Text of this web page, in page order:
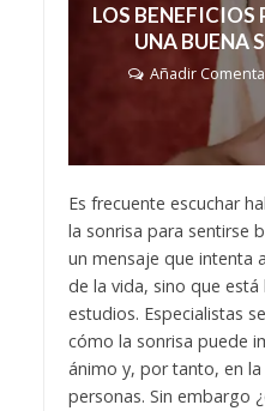
LOS BENEFICIOS
UNA BUENA
Añadir
Es frecuente escuchar
la sonrisa para sentirse
un mensaje que intenta
de la vida, sino que
estudios. Especialistas
cómo la sonrisa puede
ánimo y, por tanto, en
personas. Sin embargo